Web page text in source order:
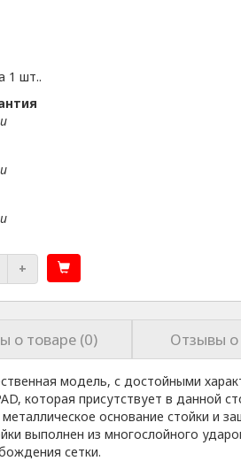
1 шт..
+
о товаре (0) Отзывы
модель, с достойными
которая присутствует в данной
основание стойки и
выполнен из многослойного
сетки.